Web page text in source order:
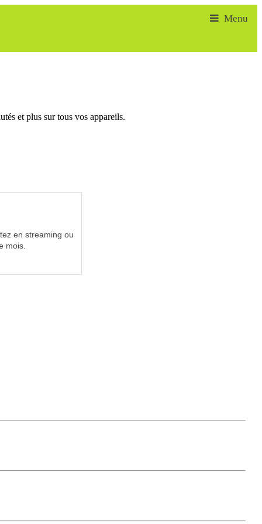
et plus sur tous vos appareils.
en streaming ou
mois.